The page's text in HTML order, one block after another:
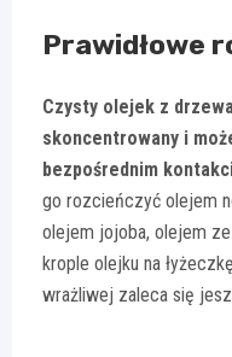
Prawidłowe
Czysty olejek z
skoncentrowany i
bezpośrednim
go rozcieńczyć olejem
olejem jojoba, olejem
krople olejku na
wrażliwej zaleca się